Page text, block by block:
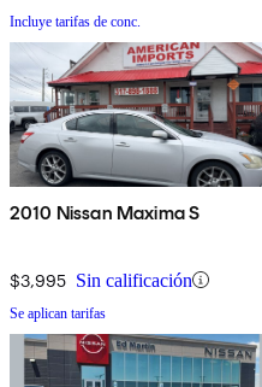
Incluye tarifas de conc.
2010 Nissan Maxima S
$3,995 Sin calificación
Se aplican tarifas